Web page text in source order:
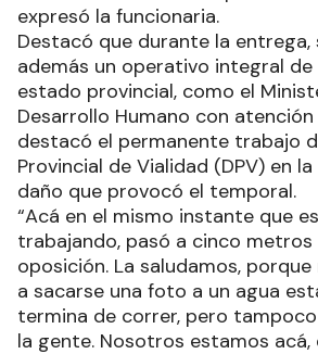
expresó la funcionaria.
Destacó que durante la entrega,
además un operativo integral
estado provincial, como el
Desarrollo Humano con
destacó el permanente trabajo
Provincial de Vialidad (DPV) en
daño que provocó el temporal.
“Acá en el mismo instante que
trabajando, pasó a cinco
oposición. La saludamos, porque
a sacarse una foto a un agua
termina de correr, pero
la gente. Nosotros estamos acá,